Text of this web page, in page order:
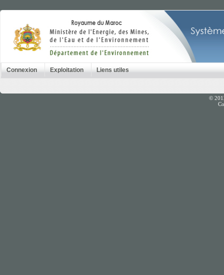
Connexion Exploitation Liens utiles
©